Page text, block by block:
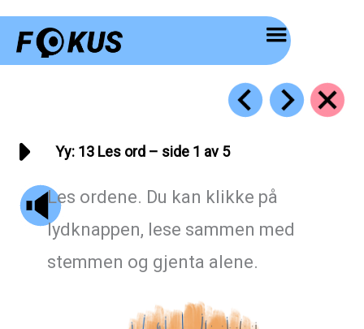
Yy: 13 Les ord – side 1 av 5
Les ordene. Du kan klikke på
lydknappen, lese sammen med
stemmen og gjenta alene.